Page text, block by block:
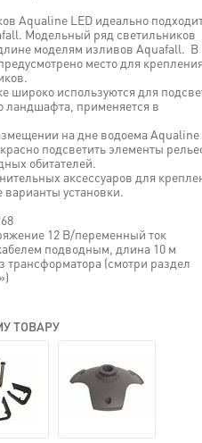
Aqualine LED идеально
Модельный ряд светильников
длине моделям изливов Aquafall. В
место для
широко используются для
ландшафта, применяется в
на дне водоема Aqualine
подсветить элементы
обитателей.
аксессуаров для
установки.
12 В/переменный ток
подводным, длина 10 м
трансформатора (смотри раздел
ТОВАРУ